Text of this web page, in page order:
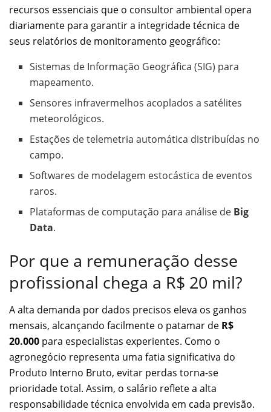
recursos essenciais que o consultor ambiental opera
diariamente para garantir a integridade técnica de
seus relatórios de monitoramento geográfico:
Sistemas de Informação Geográfica (SIG) para
mapeamento.
Sensores infravermelhos acoplados a satélites
meteorológicos.
Estações de telemetria automática distribuídas no
campo.
Softwares de modelagem estocástica de eventos
raros.
Plataformas de computação para análise de Big
Data.
Por que a remuneração desse
profissional chega a R$ 20 mil?
A alta demanda por dados precisos eleva os ganhos
mensais, alcançando facilmente o patamar de R$
20.000 para especialistas experientes. Como o
agronegócio representa uma fatia significativa do
Produto Interno Bruto, evitar perdas torna-se
prioridade total. Assim, o salário reflete a alta
responsabilidade técnica envolvida em cada previsão.